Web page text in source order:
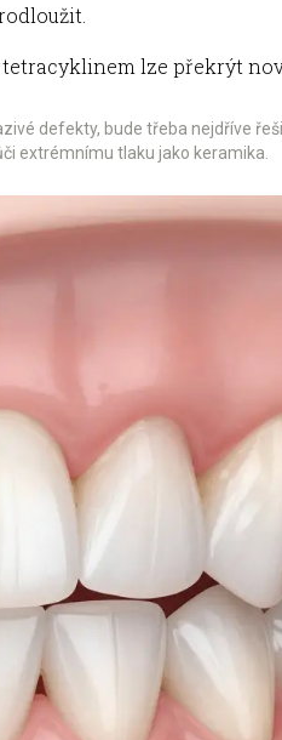
lze překrýt
defekty, bude třeba nejdříve
extrémnímu tlaku jako keramika.